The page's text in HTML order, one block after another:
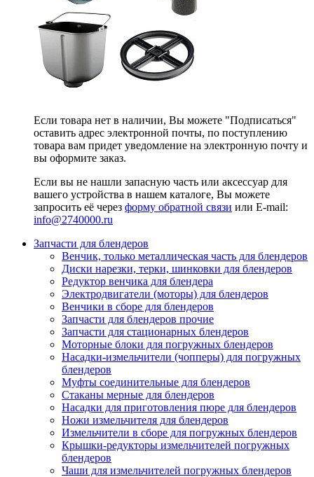
Если товара нет в наличии, Вы можете "Подписаться"
оставить адрес электронной почты, по поступлению
товара вам придет уведомление на электронную почту и
вы оформите заказ.
Если вы не нашли запасную часть или аксессуар для
вашего устройства в нашем каталоге, Вы можете
запросить её через форму обратной связи или E-mail:
info@2740000.ru
Запчасти для блендеров
Венчик, только металлическая часть для блендеров
Диски нарезки, терки, шинковки для блендеров
Редуктор венчика для блендера
Электродвигатели (моторы) для блендеров
Венчики в сборе для блендеров
Запчасти для блендеров прочие
Запчасти для стационарных блендеров
Моторные блоки для погружных блендеров
Насадки-измельчители (чопперы) для погружных
блендеров
Муфты соединительные для блендеров
Стаканы мерные для блендеров
Насадки для приготовления пюре для блендеров
Ножи измельчителя для блендеров
Измельчители в сборе для погружных блендеров
Крышки-редукторы измельчителей погружных
блендеров
Чаши для измельчителей погружных блендеров